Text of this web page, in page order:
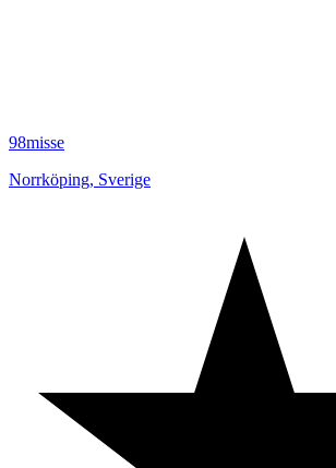
98misse
Norrköping, Sverige